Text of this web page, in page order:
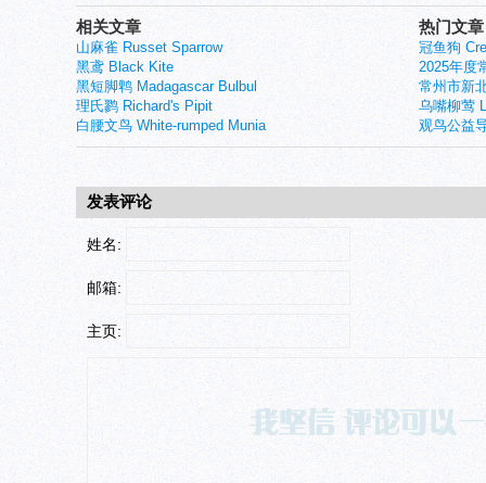
热门文章
冠鱼狗
2025年度
常州市新
乌嘴柳莺
观鸟公益
相关文章
山麻雀 Russet Sparrow
黑鸢 Black Kite
黑短脚鹎 Madagascar Bulbul
理氏鹨 Richard's Pipit
白腰文鸟 White-rumped Munia
发表评论
姓名:
邮箱:
主页: